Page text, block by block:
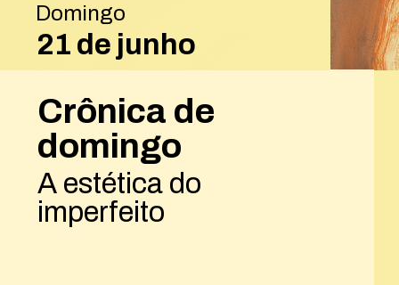
Crônica de
domingo
A estética do
imperfeito
Domingo
21 de junho